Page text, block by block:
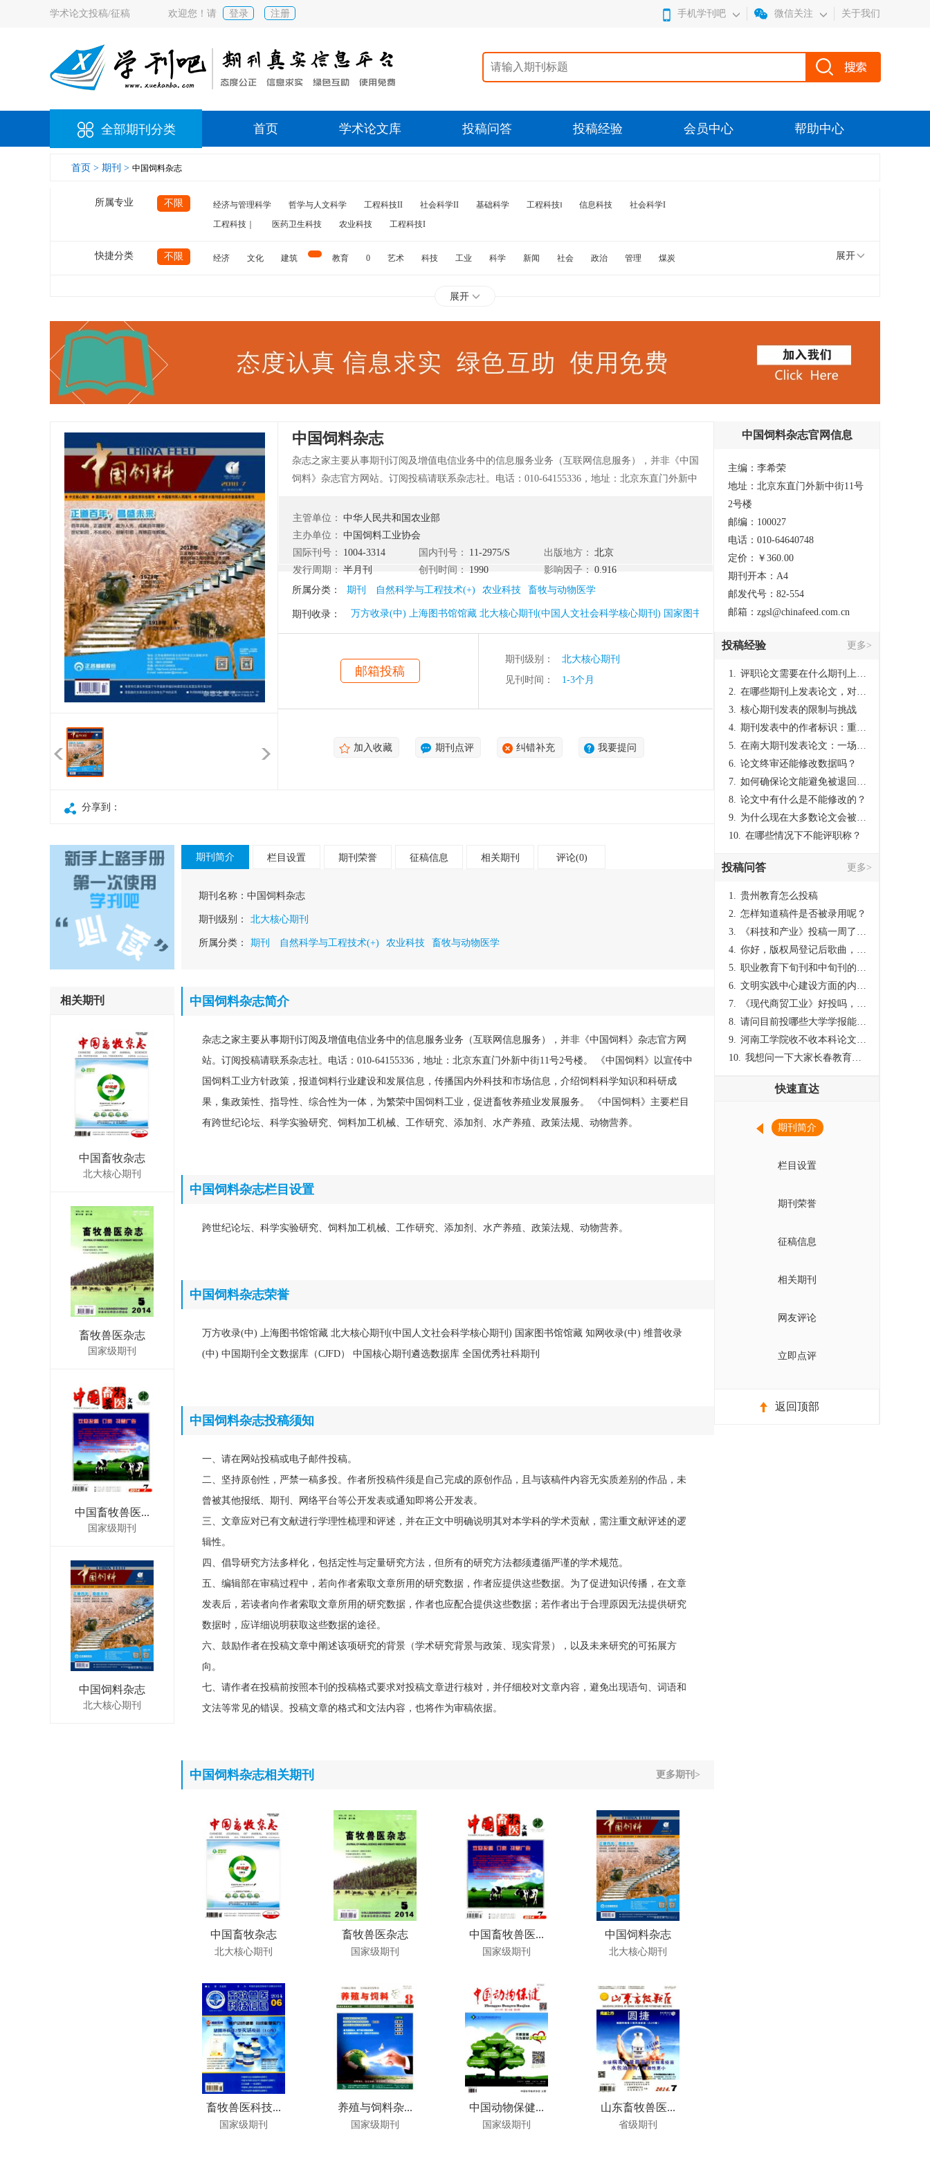
学术论文投稿/征稿 欢迎您！请 登录 注册 手机学刊吧 微信关注 关于我们
全部期刊分类 首页 学术论文库 投稿问答 投稿经验 会员中心 帮助中心
首页 > 期刊 > 中国饲料杂志
所属专业 不限 经济与管理科学 哲学与人文科学 工程科技II 社会科学II 基础科学 工程科技‖ 信息科技
社会科学I
工程科技｜
医药卫生科技 农业科技 工程科技I
快捷分类 不限 经济 文化 建筑 教育 0 艺术 科技 工业 科学 新闻 社会 政治 管理
煤炭
展开
展开
中国饲料杂志
杂志之家主要从事期刊订阅及增值电信业务中的信息服务业务（互联网信息服务），并非《中国
饲料》杂志官方网站。订阅投稿请联系杂志社。电话：010-64155336，地址：北京东直门外新中
播国内外科技和市场信息，介绍饲料科学知识和科研成果，集政策性、指导性、综合性为一体，
为繁荣中国饲料工业，促进畜牧养殖业发展服务。 《中国饲料》主要栏目有跨世纪论坛、科学
实验研究、饲料加工机械、工作研究、添加剂、水产养殖、政策法规、动物营养。
主管单位： 中华人民共和国农业部
主办单位： 中国饲料工业协会
国际刊号：
1004-3314 国内刊号： 11-2975/S 出版地方：
北京
发行周期： 半月刊 创刊时间： 1990 影响因子：
0.916
所属分类：
期刊 自然科学与工程技术(+) 农业科技 畜牧与动物医学
期刊收录： 万方收录(中) 上海图书馆馆藏 北大核心期刊(中国人文社会科学核心期刊) 国家图书馆馆藏 知网收录(中) 维普收录(中)
邮箱投稿
期刊级别：
北大核心期刊
见刊时间：
1-3个月
加入收藏 期刊点评 纠错补充 我要提问
分享到：
相关期刊
中国畜牧杂志
北大核心期刊
畜牧兽医杂志
国家级期刊
中国畜牧兽医...
国家级期刊
中国饲料杂志
北大核心期刊
期刊简介 栏目设置 期刊荣誉 征稿信息 相关期刊 评论(0)
期刊名称： 中国饲料杂志
期刊级别： 北大核心期刊
所属分类： 期刊 自然科学与工程技术(+) 农业科技 畜牧与动物医学
中国饲料杂志简介
杂志之家主要从事期刊订阅及增值电信业务中的信息服务业务（互联网信息服务），并非《中国饲料》杂志官方网
站。订阅投稿请联系杂志社。电话：010-64155336，地址：北京东直门外新中街11号2号楼。 《中国饲料》以宣传中
国饲料工业方针政策，报道饲料行业建设和发展信息，传播国内外科技和市场信息，介绍饲料科学知识和科研成
果，集政策性、指导性、综合性为一体，为繁荣中国饲料工业，促进畜牧养殖业发展服务。 《中国饲料》主要栏目
有跨世纪论坛、科学实验研究、饲料加工机械、工作研究、添加剂、水产养殖、政策法规、动物营养。
中国饲料杂志栏目设置
跨世纪论坛、科学实验研究、饲料加工机械、工作研究、添加剂、水产养殖、政策法规、动物营养。
中国饲料杂志荣誉
万方收录(中) 上海图书馆馆藏 北大核心期刊(中国人文社会科学核心期刊) 国家图书馆馆藏 知网收录(中) 维普收录
(中) 中国期刊全文数据库（CJFD） 中国核心期刊遴选数据库 全国优秀社科期刊
中国饲料杂志投稿须知
一、请在网站投稿或电子邮件投稿。
二、坚持原创性，严禁一稿多投。作者所投稿件须是自己完成的原创作品，且与该稿件内容无实质差别的作品，未
曾被其他报纸、期刊、网络平台等公开发表或通知即将公开发表。
三、文章应对已有文献进行学理性梳理和评述，并在正文中明确说明其对本学科的学术贡献，需注重文献评述的逻
辑性。
四、倡导研究方法多样化，包括定性与定量研究方法，但所有的研究方法都须遵循严谨的学术规范。
五、编辑部在审稿过程中，若向作者索取文章所用的研究数据，作者应提供这些数据。为了促进知识传播，在文章
发表后，若读者向作者索取文章所用的研究数据，作者也应配合提供这些数据；若作者出于合理原因无法提供研究
数据时，应详细说明获取这些数据的途径。
六、鼓励作者在投稿文章中阐述该项研究的背景（学术研究背景与政策、现实背景），以及未来研究的可拓展方
向。
七、请作者在投稿前按照本刊的投稿格式要求对投稿文章进行核对，并仔细校对文章内容，避免出现语句、词语和
文法等常见的错误。投稿文章的格式和文法内容，也将作为审稿依据。
中国饲料杂志相关期刊 更多期刊>
中国畜牧杂志
北大核心期刊
畜牧兽医杂志
国家级期刊
中国畜牧兽医...
国家级期刊
中国饲料杂志
北大核心期刊
畜牧兽医科技...
国家级期刊
养殖与饲料杂...
国家级期刊
中国动物保健...
国家级期刊
山东畜牧兽医...
省级期刊
中国饲料杂志官网信息
主编：李希荣
地址：北京东直门外新中街11号
2号楼
邮编：100027
电话：010-64640748
定价：￥360.00
期刊开本：A4
邮发代号：82-554
邮箱：zgsl@chinafeed.com.cn
投稿经验 更多>
1. 评职论文需要在什么期刊上发表？
2. 在哪些期刊上发表论文，对考研有优势？
3. 核心期刊发表的限制与挑战
4. 期刊发表中的作者标识：重要性与实践
5. 在南大期刊发表论文：一场知识探索与学术成就的旅程
6. 论文终审还能修改数据吗？
7. 如何确保论文能避免被退回：关键条件与策略
8. 论文中有什么是不能修改的？
9. 为什么现在大多数论文会被评判为AI撰写？（深度剖析查重机制下的困境与出路）
10. 在哪些情况下不能评职称？
投稿问答 更多>
1. 贵州教育怎么投稿
2. 怎样知道稿件是否被录用呢？
3.
《科技和产业》投稿一周了仍是“已发回执”状态，这是什么意思？什么时候外审？
4. 你好，版权局登记后歌曲，这里能否发表
5. 职业教育下旬刊和中旬刊的国内刊号一样，他们有什么区别，两本刊物都是真的吗？
6. 文明实践中心建设方面的内容适合那种期刊
7.
《现代商贸工业》好投吗，版面费多少？
8. 请问目前投哪些大学学报能较快出刊啊
9. 河南工学院收不收本科论文呀？
10. 我想问一下大家长春教育学院学报是本科学报吗？
快速直达
期刊简介
栏目设置
期刊荣誉
征稿信息
相关期刊
网友评论
立即点评
返回顶部